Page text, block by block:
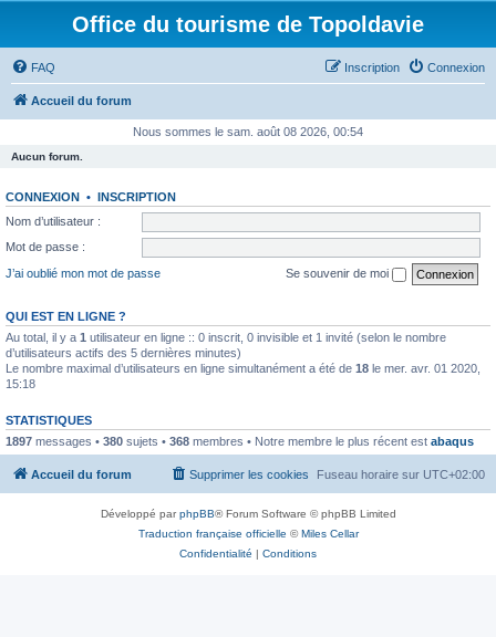
Office du tourisme de Topoldavie
FAQ Connexion
Inscription
Accueil du forum
Nous sommes le sam. août 08 2026, 00:54
Aucun forum.
CONNEXION • INSCRIPTION
Nom d’utilisateur :
Mot de passe :
J’ai oublié mon mot de passe
Se souvenir de moi
QUI EST EN LIGNE ?
Au total, il y a 1 utilisateur en ligne :: 0 inscrit, 0 invisible et 1 invité (selon le nombre
d’utilisateurs actifs des 5 dernières minutes)
Le nombre maximal d’utilisateurs en ligne simultanément a été de 18 le mer. avr. 01 2020,
15:18
STATISTIQUES
1897 messages • 380 sujets • 368 membres • Notre membre le plus récent est abaqus
Accueil du forum Fuseau horaire sur UTC+02:00
Supprimer les cookies
Développé parphpBB® Forum Software © phpBB Limited
Traduction française officielle ©Miles Cellar
Confidentialité | Conditions